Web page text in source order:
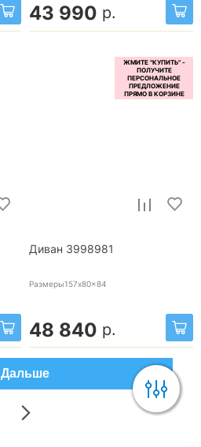
43 990 р.
Диван 3998981
Размеры157x80x84
48 840 р.
Дальше